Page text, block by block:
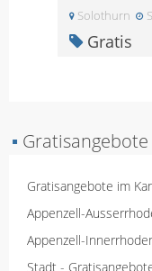
Solothurn
Gratis
▪
Gratisangebote im
Appenzell-
Appenzell-
Stadt -